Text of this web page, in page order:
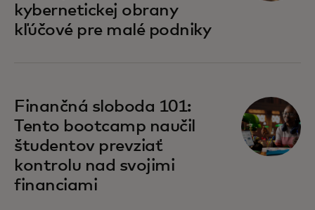
kybernetickej obrany
kľúčové pre malé podniky
Finančná sloboda 101:
Tento bootcamp naučil
študentov prevziať
kontrolu nad svojimi
financiami